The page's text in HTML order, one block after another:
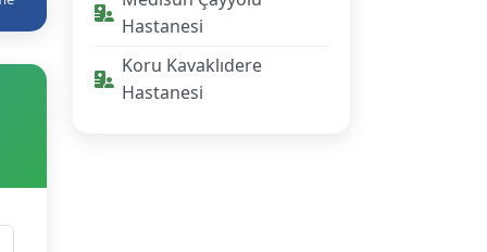
Hastanesi
Koru Kavaklıdere
Hastanesi